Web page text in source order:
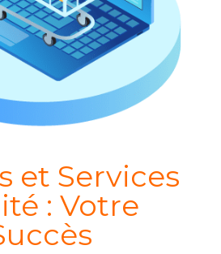
et Services
: Votre